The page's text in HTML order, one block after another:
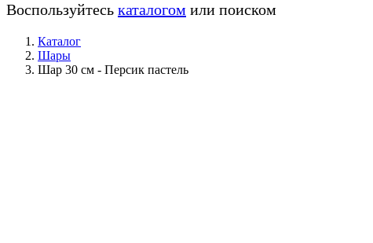
Воспользуйтесь каталогом или поиском
Каталог
Шары
Шар 30 см - Персик пастель